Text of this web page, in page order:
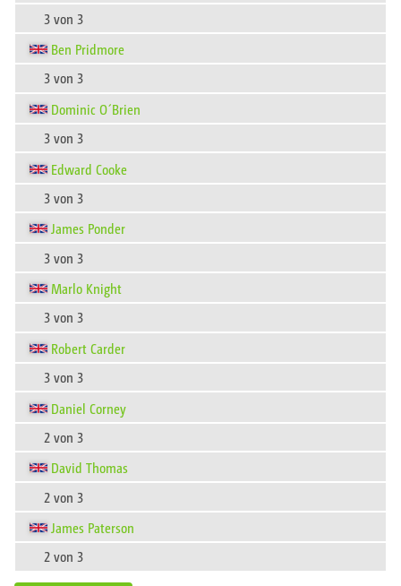
3 von 3
Ben Pridmore
3 von 3
Dominic O´Brien
3 von 3
Edward Cooke
3 von 3
James Ponder
3 von 3
Marlo Knight
3 von 3
Robert Carder
3 von 3
Daniel Corney
2 von 3
David Thomas
2 von 3
James Paterson
2 von 3